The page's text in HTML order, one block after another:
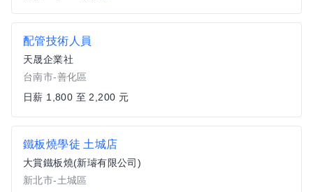
配管技術人員
天晟企業社
台南市-善化區
日薪 1,800 至 2,200 元
鐵板燒學徒 土城店
大賞鐵板燒(新璿有限公司)
新北市-土城區